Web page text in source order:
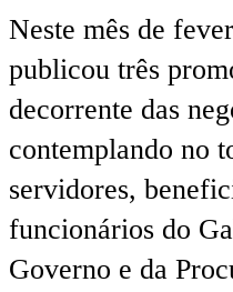
Neste mês de
publicou três
decorrente das
contemplando no
servidores,
funcionários do
Governo e da